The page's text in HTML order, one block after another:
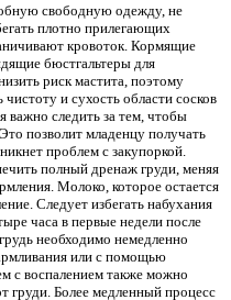
свободную одежду, не
плотно прилегающих
кровоток. Кормящие
бюстгальтеры для
риск мастита, поэтому
и сухость области сосков
важно следить за тем, чтобы
позволит младенцу получать
проблем с закупоркой.
полный дренаж груди, меняя
Молоко, которое остается
Следует избегать набухания
часа в первые недели после
необходимо немедленно
или с помощью
с воспалением также можно
груди. Более медленный процесс